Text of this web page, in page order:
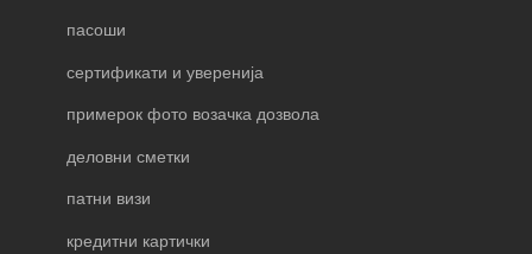
пасоши
сертификати и уверенија
примерок фото возачка дозвола
деловни сметки
патни визи
кредитни картички